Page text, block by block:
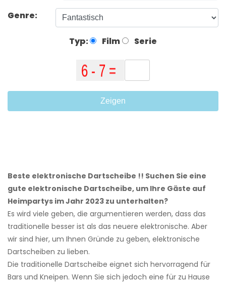
Genre:
Typ: Film Serie
Zeigen
Beste elektronische Dartscheibe !! Suchen Sie eine
gute elektronische Dartscheibe, um Ihre Gäste auf
Heimpartys im Jahr 2023 zu unterhalten?
Es wird viele geben, die argumentieren werden, dass das
traditionelle besser ist als das neuere elektronische. Aber
wir sind hier, um Ihnen Gründe zu geben, elektronische
Dartscheiben zu lieben.
Die traditionelle Dartscheibe eignet sich hervorragend für
Bars und Kneipen. Wenn Sie sich jedoch eine für zu Hause